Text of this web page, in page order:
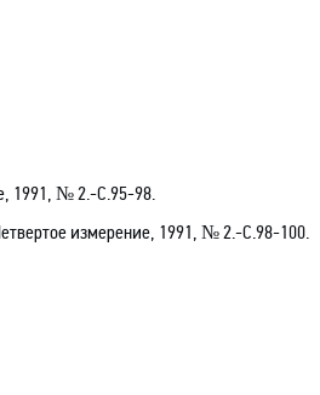
1991, № 2.-С.95-98.
измерение, 1991, № 2.-С.98-100.